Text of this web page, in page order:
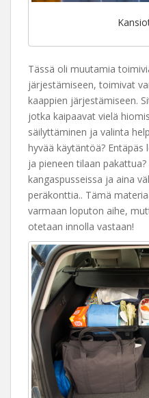
Tässä oli muutamia
järjestämiseen, toimivat
kaappien järjestämiseen.
jotka kaipaavat vielä
säilyttäminen ja valinta
hyvää käytäntöä? Entäpäs
ja pieneen tilaan
kangaspusseissa ja aina
peräkonttia.. Tämä
varmaan loputon aihe,
otetaan innolla vastaan!